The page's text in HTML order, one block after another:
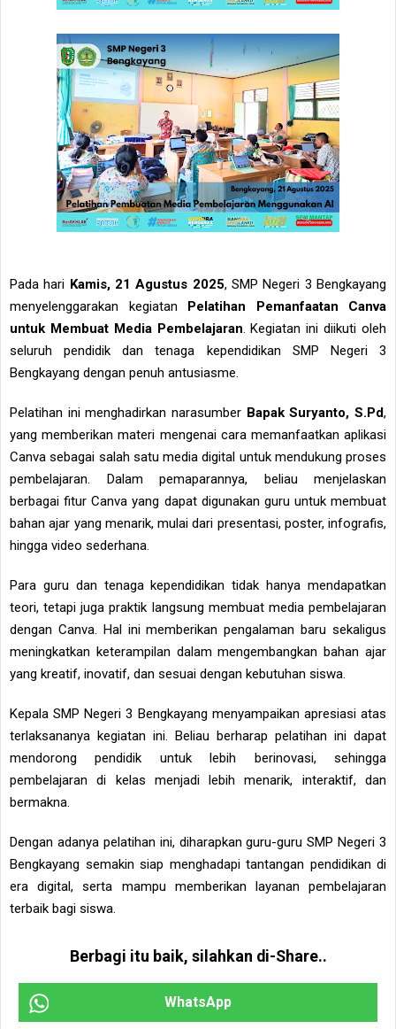
Pada hari Kamis, 21 Agustus 2025, SMP Negeri 3 Bengkayang
menyelenggarakan kegiatan Pelatihan Pemanfaatan Canva
untuk Membuat Media Pembelajaran. Kegiatan ini diikuti oleh
seluruh pendidik dan tenaga kependidikan SMP Negeri 3
Bengkayang dengan penuh antusiasme.
Pelatihan ini menghadirkan narasumber Bapak Suryanto, S.Pd,
yang memberikan materi mengenai cara memanfaatkan aplikasi
Canva sebagai salah satu media digital untuk mendukung proses
pembelajaran. Dalam pemaparannya, beliau menjelaskan
berbagai fitur Canva yang dapat digunakan guru untuk membuat
bahan ajar yang menarik, mulai dari presentasi, poster, infografis,
hingga video sederhana.
Para guru dan tenaga kependidikan tidak hanya mendapatkan
teori, tetapi juga praktik langsung membuat media pembelajaran
dengan Canva. Hal ini memberikan pengalaman baru sekaligus
meningkatkan keterampilan dalam mengembangkan bahan ajar
yang kreatif, inovatif, dan sesuai dengan kebutuhan siswa.
Kepala SMP Negeri 3 Bengkayang menyampaikan apresiasi atas
terlaksananya kegiatan ini. Beliau berharap pelatihan ini dapat
mendorong pendidik untuk lebih berinovasi, sehingga
pembelajaran di kelas menjadi lebih menarik, interaktif, dan
bermakna.
Dengan adanya pelatihan ini, diharapkan guru-guru SMP Negeri 3
Bengkayang semakin siap menghadapi tantangan pendidikan di
era digital, serta mampu memberikan layanan pembelajaran
terbaik bagi siswa.
Berbagi itu baik, silahkan di-Share..
WhatsApp